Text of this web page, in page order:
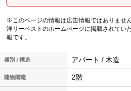
※このページの情報は広告情報ではありませ
洋リーベストのホームぺージに掲載されてい
報です。
種別 / 構造 アパート / 木造
建物階建 2階